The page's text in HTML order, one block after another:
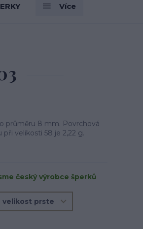
Více
průměru 8 mm. Povrchová
velikosti 58 je 2,22 g.
český výrobce šperků